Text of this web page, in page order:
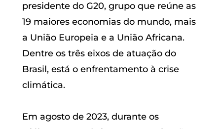
presidente do G20, grupo que reúne as
19 maiores economias do mundo, mais
a União Europeia e a União Africana.
Dentre os três eixos de atuação do
Brasil, está o enfrentamento à crise
climática.
Em agosto de 2023, durante os